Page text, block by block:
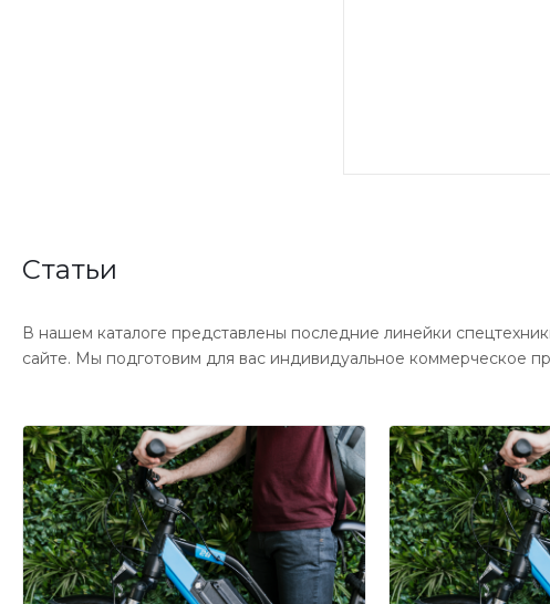
Статьи
В нашем каталоге представлены последние линейки
сайте. Мы подготовим для вас индивидуальное коммерческое